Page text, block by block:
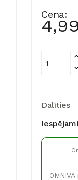
Cena:
Dalīties